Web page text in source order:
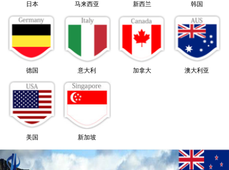
日本 马来西亚 新西兰 韩国
德国 意大利 加拿大 澳大利亚
美国 新加坡